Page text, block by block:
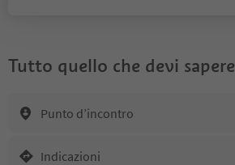
Tutto quello che devi sapere
Punto d’incontro
Indicazioni